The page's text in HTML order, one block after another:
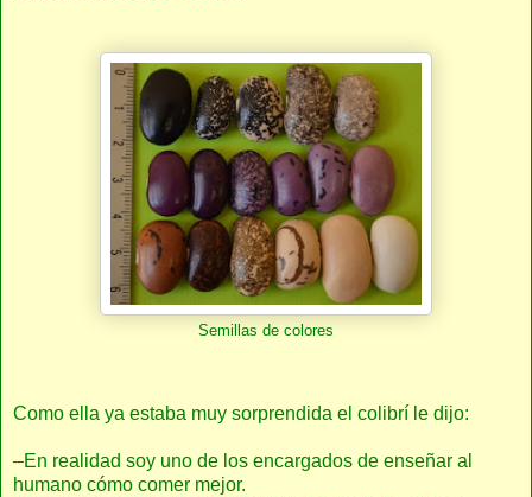
Semillas de colores
Como ella ya estaba muy sorprendida el colibrí le dijo:
–En realidad soy uno de los encargados de enseñar al
humano cómo comer mejor.